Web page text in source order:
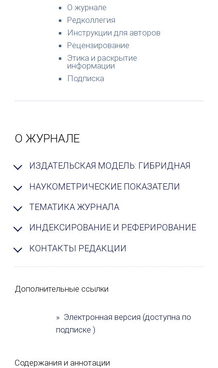
О журнале
Редколлегия
Инструкции для авторов
Рецензирование
Этика и раскрытие
информации
Подписка
О ЖУРНАЛЕ
ИЗДАТЕЛЬСКАЯ МОДЕЛЬ: ГИБРИДНАЯ
НАУКОМЕТРИЧЕСКИЕ ПОКАЗАТЕЛИ
ТЕМАТИКА ЖУРНАЛА
ИНДЕКСИРОВАНИЕ И РЕФЕРИРОВАНИЕ
КОНТАКТЫ РЕДАКЦИИ
Дополнительные ссылки
» Электронная версия (доступна по
подписке )
Содержания и аннотации